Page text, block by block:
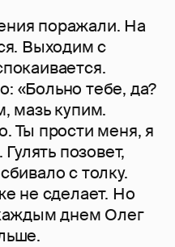
поражали. На
Выходим с
«Больно тебе, да?
мазь купим.
Ты прости меня, я
позовет,
с толку.
не сделает. Но
днем Олег